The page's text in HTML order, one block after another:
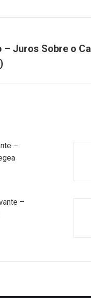
– Juros Sobre o
–
–